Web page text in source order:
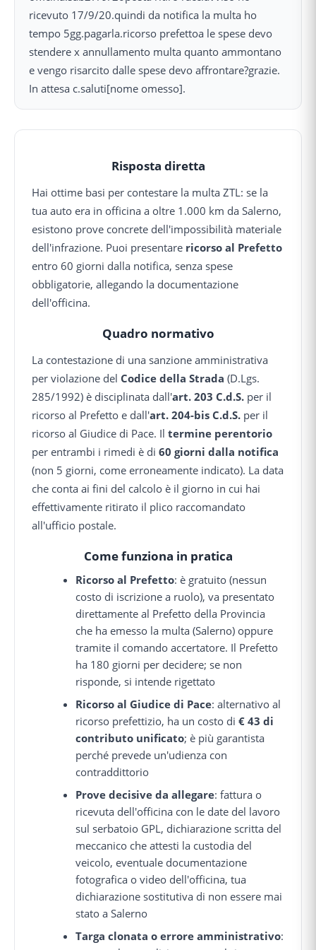
ricevuto 17/9/20.quindi da notifica la multa ho
tempo 5gg.pagarla.ricorso prefettoa le spese devo
stendere x annullamento multa quanto ammontano
e vengo risarcito dalle spese devo affrontare?grazie.
In attesa c.saluti[nome omesso].
Risposta diretta
Hai ottime basi per contestare la multa ZTL: se la
tua auto era in officina a oltre 1.000 km da Salerno,
esistono prove concrete dell'impossibilità materiale
dell'infrazione. Puoi presentare ricorso al Prefetto
entro 60 giorni dalla notifica, senza spese
obbligatorie, allegando la documentazione
dell'officina.
Quadro normativo
La contestazione di una sanzione amministrativa
per violazione del Codice della Strada (D.Lgs.
285/1992) è disciplinata dall'art. 203 C.d.S. per il
ricorso al Prefetto e dall'art. 204-bis C.d.S. per il
ricorso al Giudice di Pace. Il termine perentorio
per entrambi i rimedi è di 60 giorni dalla notifica
(non 5 giorni, come erroneamente indicato). La data
che conta ai fini del calcolo è il giorno in cui hai
effettivamente ritirato il plico raccomandato
all'ufficio postale.
Come funziona in pratica
Ricorso al Prefetto: è gratuito (nessun
costo di iscrizione a ruolo), va presentato
direttamente al Prefetto della Provincia
che ha emesso la multa (Salerno) oppure
tramite il comando accertatore. Il Prefetto
ha 180 giorni per decidere; se non
risponde, si intende rigettato
Ricorso al Giudice di Pace: alternativo al
ricorso prefettizio, ha un costo di€ 43 di
contributo unificato; è più garantista
perché prevede un'udienza con
contraddittorio
Prove decisive da allegare: fattura o
ricevuta dell'officina con le date del lavoro
sul serbatoio GPL, dichiarazione scritta del
meccanico che attesti la custodia del
veicolo, eventuale documentazione
fotografica o video dell'officina, tua
dichiarazione sostitutiva di non essere mai
stato a Salerno
Targa clonata o errore amministrativo: